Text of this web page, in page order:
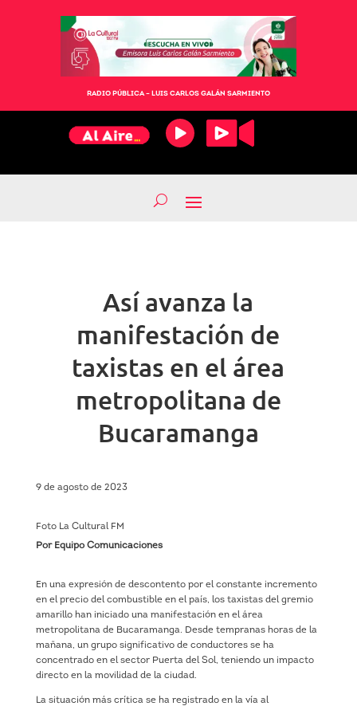
RADIO PÚBLICA – LUIS CARLOS GALÁN SARMIENTO
Así avanza la
manifestación de
taxistas en el área
metropolitana de
Bucaramanga
9 de agosto de 2023
Foto La Cultural FM
Por Equipo Comunicaciones
En una expresión de descontento por el constante incremento
en el precio del combustible en el país, los taxistas del gremio
amarillo han iniciado una manifestación en el área
metropolitana de Bucaramanga. Desde tempranas horas de la
mañana, un grupo significativo de conductores se ha
concentrado en el sector Puerta del Sol, teniendo un impacto
directo en la movilidad de la ciudad.
La situación más crítica se ha registrado en la vía al